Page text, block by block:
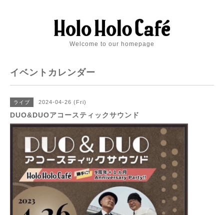
Welcome to our homepage
イベントカレンダー
ライブ 2024-04-26 (Fri)
DUO&DUOアコースティックサウンド